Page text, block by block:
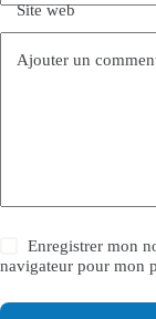
Site web
Ajouter un
Enregistrer mon
navigateur pour mon
v
e